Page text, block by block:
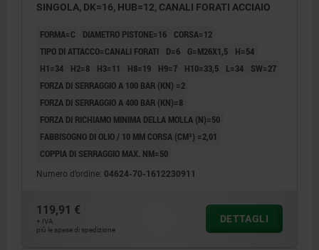
SINGOLA, DK=16, HUB=12, CANALI FORATI ACCIAIO
FORMA=C DIAMETRO PISTONE=16
CORSA=12
TIPO DI ATTACCO=CANALI FORATI
D=6 G=M26X1,5
H=54
H1=34
H2=8 H3=11 H8=19 H9=7 H10=33,5 L=34
SW=27
FORZA DI SERRAGGIO A 100 BAR (KN) =2
FORZA DI SERRAGGIO A 400 BAR (KN)=8
FORZA DI RICHIAMO MINIMA DELLA MOLLA (N)=50
FABBISOGNO DI OLIO / 10 MM CORSA (CM³) =2,01
COPPIA DI SERRAGGIO MAX. NM=50
Numero d’ordine: 04624-70-1612230911
119,91 €
+ IVA
più le spese di spedizione
DETTAGLI